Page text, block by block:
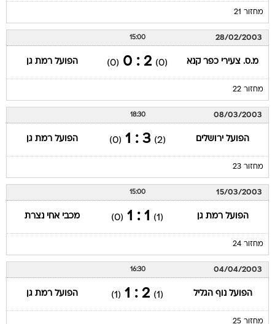
מחזור 21
28/02/2003
15:00
מ.ס. צעירי כפר קנא (0)
2 : 0
(0) הפועל רמת גן
מחזור 22
08/03/2003
18:30
הפועל ירושלים (2)
3 : 1
(0) הפועל רמת גן
מחזור 23
15/03/2003
15:00
הפועל רמת גן (1)
1 : 1
(0) מכבי אחי נצרת
מחזור 24
04/04/2003
16:30
הפועל נוף הגליל (1)
2 : 1
(1) הפועל רמת גן
מחזור 25